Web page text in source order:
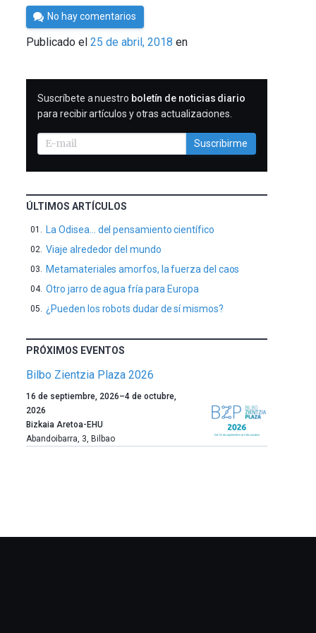
Por
César
Tomé
No hay comentarios
Publicado el25 de abril, 2018 en
SUSCRIBIRME
Suscríbete a nuestro boletín de noticias diario
para recibir artículos y otras actualizaciones.
Suscribirme
ÚLTIMOS ARTÍCULOS
La Odisea… del pensamiento científico
Viaje alrededor del mundo
Metamateriales amorfos, la fuerza del caos
Otro jarro de agua fría para Europa
¿Pueden los robots dudar de sí mismos?
PRÓXIMOS EVENTOS
Bilbo Zientzia Plaza 2026
Un
año
más,
Bilbao
la
16 de septiembre, 2026–4 de octubre,
2026
Bizkaia Aretoa-EHU
Abandoibarra, 3, Bilbao